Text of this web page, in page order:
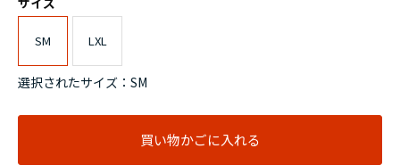
SM LXL
選択されたサイズ：SM
買い物かごに入れる